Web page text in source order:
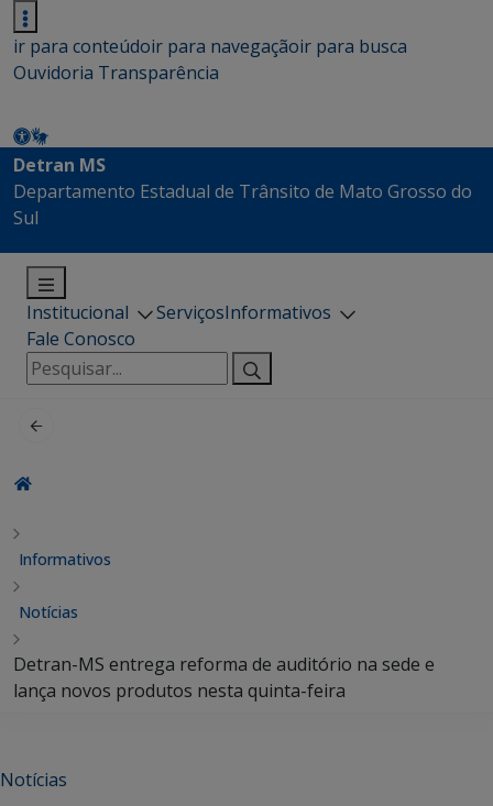
ir para conteúdoir para navegaçãoir para busca
Ouvidoria Transparência
Detran MS
Departamento Estadual de Trânsito de Mato Grosso do
Sul
Institucional ServiçosInformativos
Fale Conosco
Pesquisar
por:
Informativos
Notícias
Detran-MS entrega reforma de auditório na sede e
lança novos produtos nesta quinta-feira
Notícias